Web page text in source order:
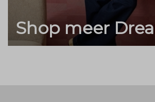
Shop meer